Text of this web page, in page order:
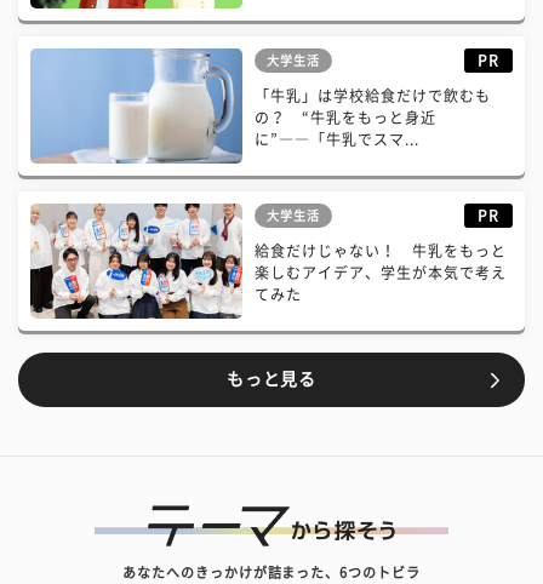
大学生活 PR
「牛乳」は学校給食だけで飲むも
の？ “牛乳をもっと身近
に”――「牛乳でスマ...
大学生活 PR
給食だけじゃない！ 牛乳をもっと
楽しむアイデア、学生が本気で考え
てみた
もっと見る
あなたへのきっかけが詰まった、6つのトビラ